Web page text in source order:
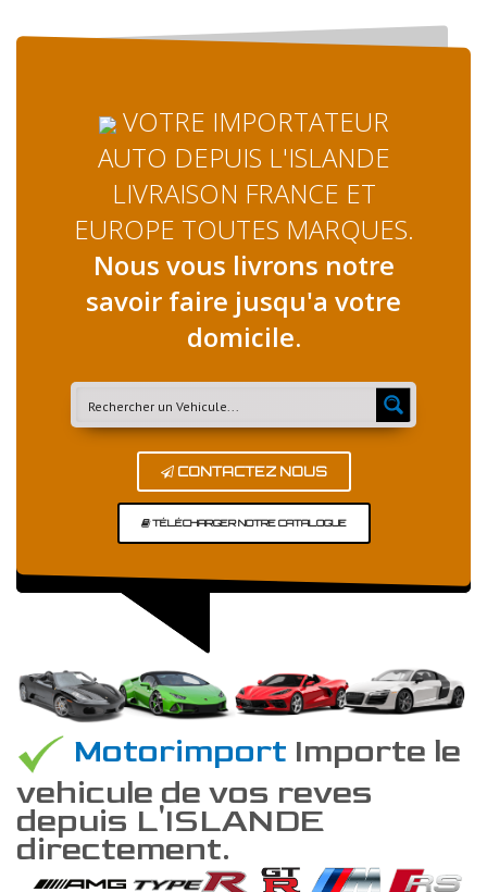
VOTRE IMPORTATEUR
AUTO DEPUIS L'ISLANDE
LIVRAISON FRANCE ET
EUROPE TOUTES MARQUES.
Nous vous livrons notre
savoir faire jusqu'a votre
domicile.
CONTACTEZ NOUS
TÉLÉCHARGER NOTRE CATALOGUE
Motorimport Importe le
vehicule de vos reves
depuis L'ISLANDE
directement.